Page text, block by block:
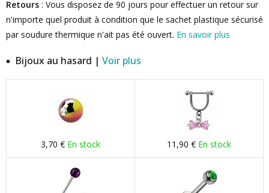
Retours : Vous disposez de 90 jours pour effectuer un retour sur
n'importe quel produit à condition que le sachet plastique sécurisé
par soudure thermique n'ait pas été ouvert. En savoir plus
Bijoux au hasard | Voir plus
3,70 € En stock 11,90 € En stock